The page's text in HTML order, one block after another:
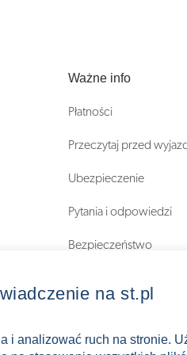
Ważne info
Płatności
Przeczytaj przed
Ubezpieczenie
Pytania i odpowiedzi
Bezpieczeństwo
na st.pl
analizować ruch na stronie.